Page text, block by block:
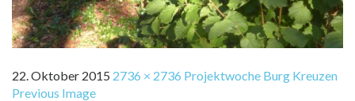
22. Oktober 2015 2736 × 2736 Projektwoche Burg Kreuzen
Previous Image